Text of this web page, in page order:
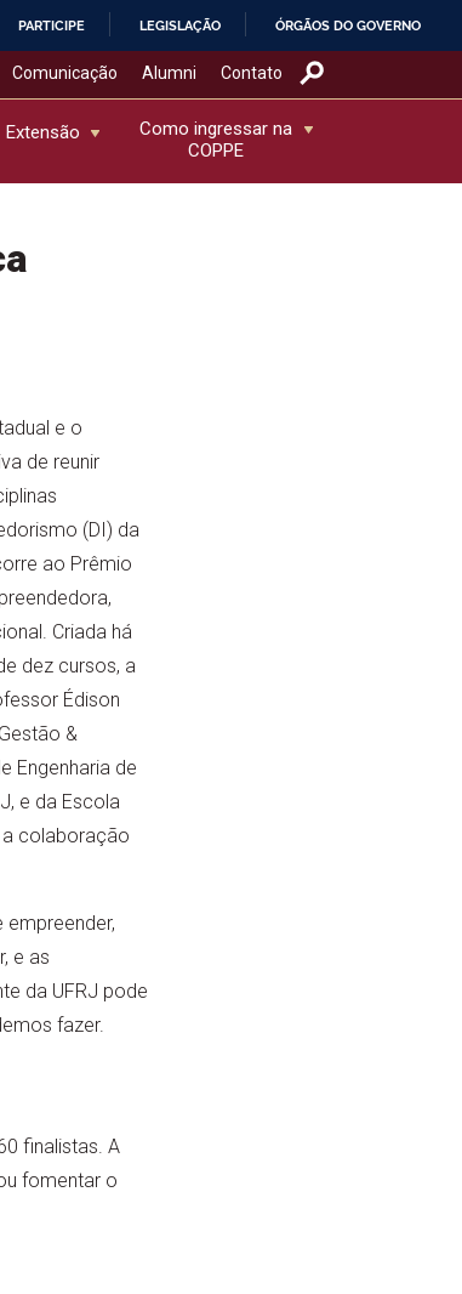
PARTICIPE LEGISLAÇÃO ÓRGÃOS DO GOVERNO
Comunicação Alumni Contato
Extensão
Como ingressar na
COPPE
e o
de reunir
(DI) da
ao Prêmio
Criada há
dez cursos, a
Édison
&
Engenharia de
e da Escola
colaboração
e as
da UFRJ pode
fazer.
finalistas. A
fomentar o